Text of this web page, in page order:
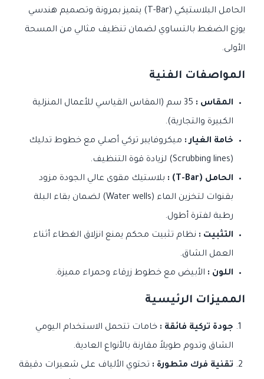
الحامل البلاستيكي (T-Bar) يتميز بمرونة وتصميم هندسي
يوزع الضغط بالتساوي لضمان تنظيف مثالي من المسحة
الأولى.
المواصفات الفنية
المقاس :
35 سم (المقاس القياسي للأعمال المنزلية
الكبيرة والتجارية).
خامة الغيار : ميكروفايبر تركي أصلي مع خطوط تدليك
(Scrubbing lines) لزيادة قوة التنظيف.
الحامل (T-Bar) :
بلاستيك مقوى عالي الجودة مزود
بقنوات لتخزين الماء (Water wells) لضمان بقاء البلة
رطبة لفترة أطول.
التثبيت : نظام تثبيت محكم يمنع انزلاق الغطاء أثناء
العمل الشاق.
اللون : الأبيض مع خطوط زرقاء وحمراء مميزة.
المميزات الرئيسية
جودة تركية فائقة : خامات تتحمل الاستخدام اليومي
الشاق وتدوم طويلاً مقارنة بالأنواع العادية.
تقنية فرك متطورة : تحتوي الألياف على شعيرات دقيقة